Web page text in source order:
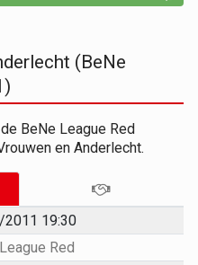
(BeNe
BeNe League Red
en Anderlecht.
19:30
Red